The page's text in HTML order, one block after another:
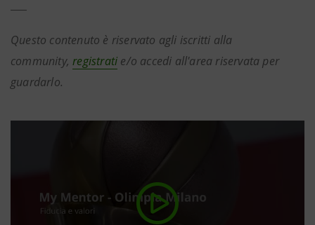
Questo contenuto è riservato agli iscritti alla
community,registrati e/o accedi all'area riservata per
guardarlo.